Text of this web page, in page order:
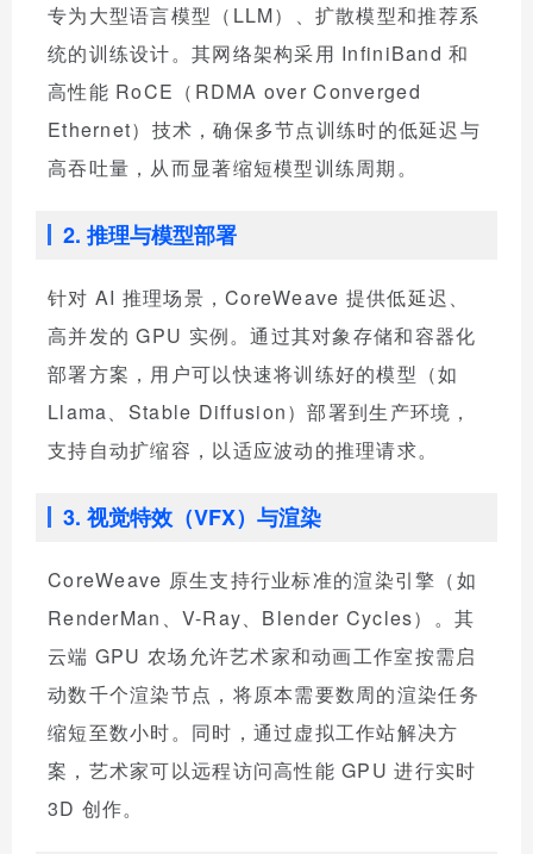
专为大型语言模型（LLM）、扩散模型和推荐系
统的训练设计。其网络架构采用 InfiniBand 和
高性能 RoCE（RDMA over Converged
Ethernet）技术，确保多节点训练时的低延迟与
高吞吐量，从而显著缩短模型训练周期。
2. 推理与模型部署
针对 AI 推理场景，CoreWeave 提供低延迟、
高并发的 GPU 实例。通过其对象存储和容器化
部署方案，用户可以快速将训练好的模型（如
Llama、Stable Diffusion）部署到生产环境，
支持自动扩缩容，以适应波动的推理请求。
3. 视觉特效（VFX）与渲染
CoreWeave 原生支持行业标准的渲染引擎（如
RenderMan、V-Ray、Blender Cycles）。其
云端 GPU 农场允许艺术家和动画工作室按需启
动数千个渲染节点，将原本需要数周的渲染任务
缩短至数小时。同时，通过虚拟工作站解决方
案，艺术家可以远程访问高性能 GPU 进行实时
3D 创作。